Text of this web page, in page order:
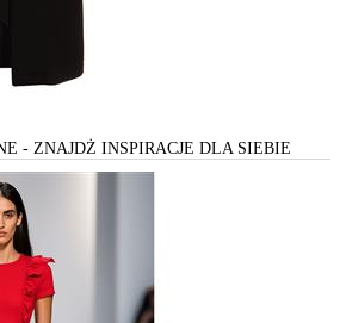
- ZNAJDŻ INSPIRACJE DLA SIEBIE